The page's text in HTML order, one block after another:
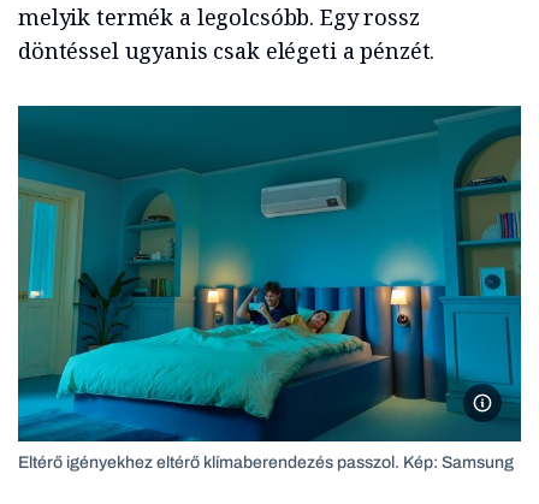
melyik termék a legolcsóbb. Egy rossz
döntéssel ugyanis csak elégeti a pénzét.
Eltérő
Eltérő igényekhez eltérő klímaberendezés passzol. Kép: Samsung